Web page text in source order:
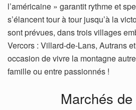
l’américaine » garantit rythme et
s’élancent tour à tour jusqu’à la
sont prévues, dans trois villages
Vercors : Villard-de-Lans, Autrans
occasion de vivre la montagne
famille ou entre passionnés !
Marchés